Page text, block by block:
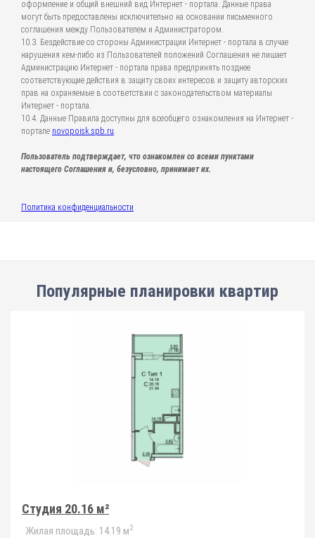
оформление и общий внешний вид Интернет - портала. Данные права
могут быть предоставлены исключительно на основании письменного
соглашения между Пользователем и Администратором.
10.3. Бездействие со стороны Администрации Интернет - портала в случае
нарушения кем-либо из Пользователей положений Соглашения не лишает
Администрацию Интернет - портала права предпринять позднее
соответствующие действия в защиту своих интересов и защиту авторских
прав на охраняемые в соответствии с законодательством материалы
Интернет - портала.
10.4. Данные Правила доступны для всеобщего ознакомления на Интернет -
портале novopoisk.spb.ru.
Пользователь подтверждает, что ознакомлен со всеми пунктами
настоящего Соглашения и, безусловно, принимает их.
Политика конфиденциальности
Популярные планировки квартир
Студия 20.16 м²
Жилая площадь: 14.19 м2